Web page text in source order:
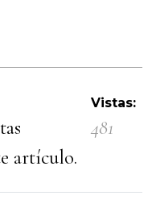
artículo.
Vistas:
481